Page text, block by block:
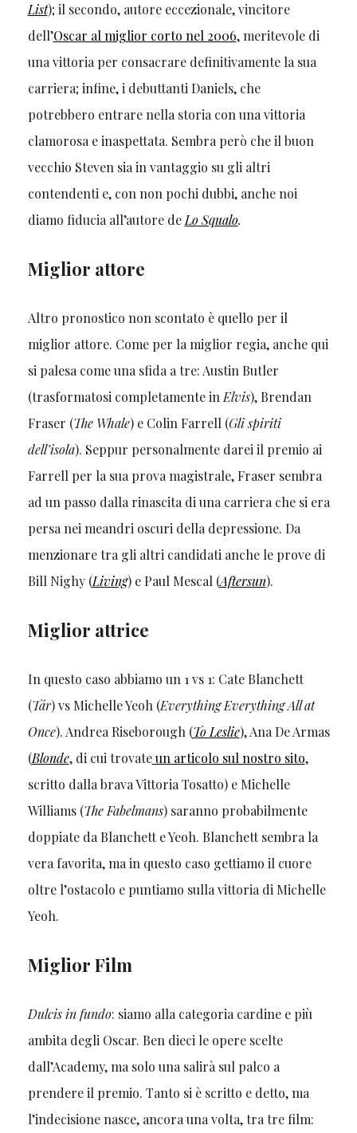
List); il secondo, autore eccezionale, vincitore
dell’Oscar al miglior corto nel 2006, meritevole di
una vittoria per consacrare definitivamente la sua
carriera; infine, i debuttanti Daniels, che
potrebbero entrare nella storia con una vittoria
clamorosa e inaspettata. Sembra però che il buon
vecchio Steven sia in vantaggio su gli altri
contendenti e, con non pochi dubbi, anche noi
diamo fiducia all’autore deLo Squalo.
Miglior attore
Altro pronostico non scontato è quello per il
miglior attore. Come per la miglior regia, anche qui
si palesa come una sfida a tre: Austin Butler
(trasformatosi completamente inElvis), Brendan
Fraser (The Whale) e Colin Farrell (Gli spiriti
dell’isola). Seppur personalmente darei il premio ai
Farrell per la sua prova magistrale, Fraser sembra
ad un passo dalla rinascita di una carriera che si era
persa nei meandri oscuri della depressione. Da
menzionare tra gli altri candidati anche le prove di
Bill Nighy (Living) e Paul Mescal (Aftersun).
Miglior attrice
In questo caso abbiamo un 1 vs 1: Cate Blanchett
(Tár) vs Michelle Yeoh (Everything Everything All at
Once). Andrea Riseborough (To Leslie), Ana De Armas
(Blonde, di cui trovateun articolo sul nostro sito,
scritto dalla brava Vittoria Tosatto) e Michelle
Williams (The Fabelmans) saranno probabilmente
doppiate da Blanchett e Yeoh. Blanchett sembra la
vera favorita, ma in questo caso gettiamo il cuore
oltre l’ostacolo e puntiamo sulla vittoria di Michelle
Yeoh.
Miglior Film
Dulcis in fundo: siamo alla categoria cardine e più
ambita degli Oscar. Ben dieci le opere scelte
dall’Academy, ma solo una salirà sul palco a
prendere il premio. Tanto si è scritto e detto, ma
l’indecisione nasce, ancora una volta, tra tre film: